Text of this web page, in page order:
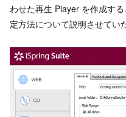
わせた再生 Player を作成す
定方法について説明させてい